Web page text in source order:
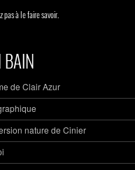
à le faire savoir.
de Clair Azur
nature de Cinier